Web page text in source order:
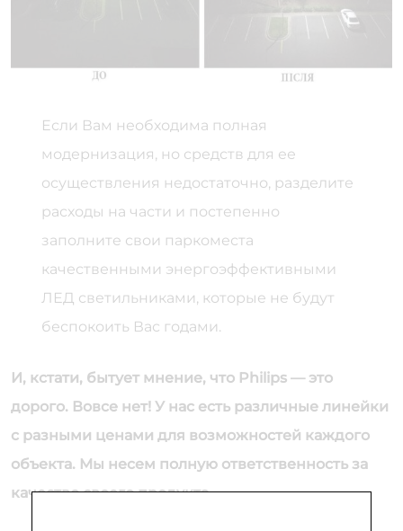
Если Вам необходима полная
модернизация, но средств для ее
осуществления недостаточно, разделите
расходы на части и постепенно
заполните свои паркоместа
качественными энергоэффективными
ЛЕД светильниками, которые не будут
беспокоить Вас годами.
И, кстати, бытует мнение, что Philips — это
дорого. Вовсе нет! У нас есть различные линейки
с разными ценами для возможностей каждого
объекта. Мы несем полную ответственность за
качество своего продукта.